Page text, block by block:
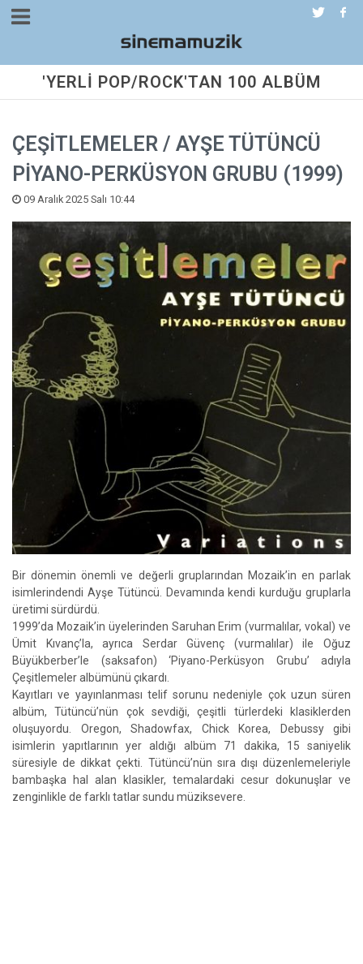
'YERLİ POP/ROCK'TAN 100 ALBÜM
ÇEŞİTLEMELER / AYŞE TÜTÜNCÜ
PİYANO-PERKÜSYON GRUBU (1999)
09 Aralık 2025 Salı 10:44
Bir dönemin önemli ve değerli gruplarından Mozaik’in en parlak
isimlerindendi Ayşe Tütüncü. Devamında kendi kurduğu gruplarla
üretimi sürdürdü.
1999’da Mozaik’in üyelerinden Saruhan Erim (vurmalılar, vokal) ve
Ümit Kıvanç’la, ayrıca Serdar Güvenç (vurmalılar) ile Oğuz
Büyükberber’le (saksafon) ‘Piyano-Perküsyon Grubu’ adıyla
Çeşitlemeler albümünü çıkardı.
Kayıtları ve yayınlanması telif sorunu nedeniyle çok uzun süren
albüm, Tütüncü’nün çok sevdiği, çeşitli türlerdeki klasiklerden
oluşuyordu. Oregon, Shadowfax, Chick Korea, Debussy gibi
isimlerin yapıtlarının yer aldığı albüm 71 dakika, 15 saniyelik
süresiyle de dikkat çekti. Tütüncü’nün sıra dışı düzenlemeleriyle
bambaşka hal alan klasikler, temalardaki cesur dokunuşlar ve
zenginlikle de farklı tatlar sundu müziksevere.